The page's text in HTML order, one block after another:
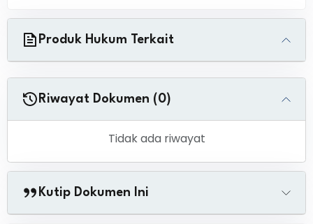
Produk Hukum Terkait
Riwayat Dokumen (0)
Tidak ada riwayat
Kutip Dokumen Ini